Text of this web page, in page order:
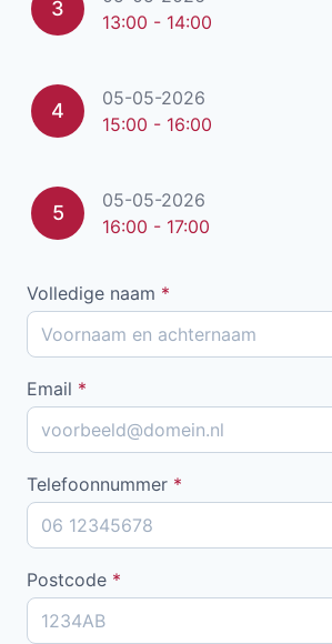
3
13:00 - 14:00
4
05-05-2026
15:00 - 16:00
5
05-05-2026
16:00 - 17:00
Volledige naam *
Email *
Telefoonnummer *
Postcode *